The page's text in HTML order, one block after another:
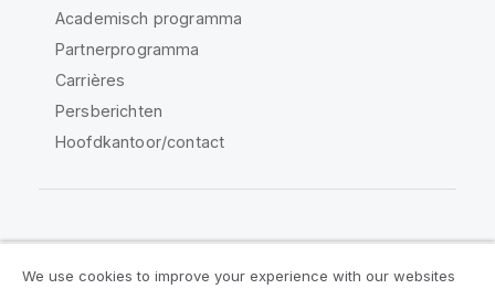
Academisch programma
Partnerprogramma
Carrières
Persberichten
Hoofdkantoor/contact
We use cookies to improve your experience with our websites